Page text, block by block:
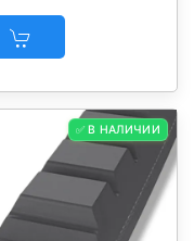
✅ В НАЛИЧИИ